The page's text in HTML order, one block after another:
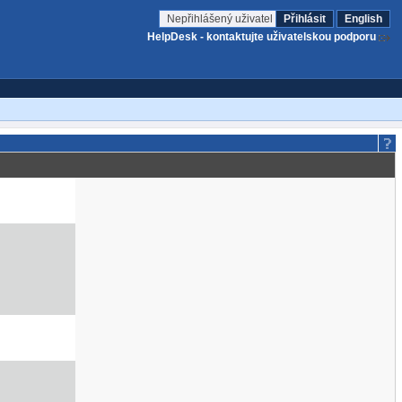
Nepřihlášený uživatel Přihlásit
English
HelpDesk - kontaktujte uživatelskou podporu